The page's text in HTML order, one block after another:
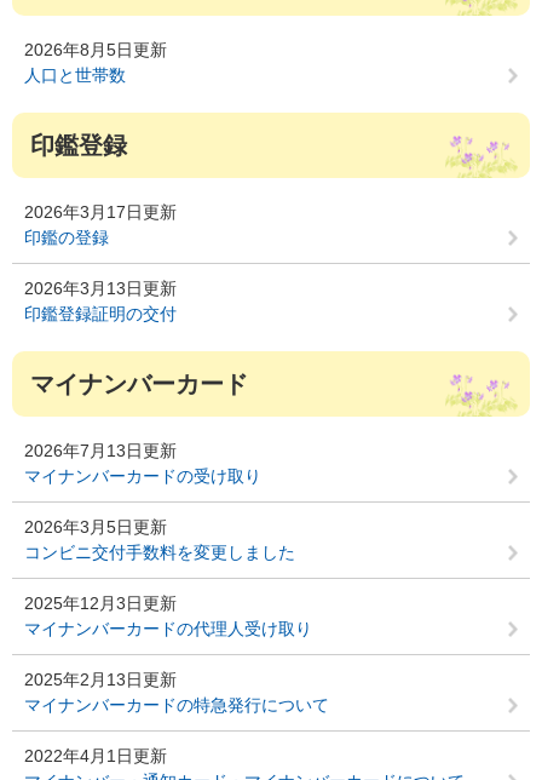
2026年8月5日更新
人口と世帯数
印鑑登録
2026年3月17日更新
印鑑の登録
2026年3月13日更新
印鑑登録証明の交付
マイナンバーカード
2026年7月13日更新
マイナンバーカードの受け取り
2026年3月5日更新
コンビニ交付手数料を変更しました
2025年12月3日更新
マイナンバーカードの代理人受け取り
2025年2月13日更新
マイナンバーカードの特急発行について
2022年4月1日更新